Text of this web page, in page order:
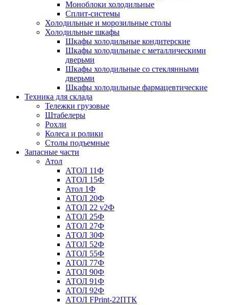
Моноблоки холодильные
Сплит-системы
Холодильные и морозильные столы
Холодильные шкафы
Шкафы холодильные кондитерские
Шкафы холодильные с металлическими
дверьми
Шкафы холодильные со стеклянными
дверьми
Шкафы холодильные фармацевтические
Техника для склада
Тележки грузовые
Штабелеры
Рохли
Колеса и ролики
Столы подъемные
Запасные части
Атол
АТОЛ 11Ф
АТОЛ 15Ф
Атол 1Ф
АТОЛ 20Ф
АТОЛ 22 v2Ф
АТОЛ 25Ф
АТОЛ 27Ф
АТОЛ 30Ф
АТОЛ 52Ф
АТОЛ 55Ф
АТОЛ 77Ф
АТОЛ 90Ф
АТОЛ 91Ф
АТОЛ 92Ф
АТОЛ FPrint-22ПТК